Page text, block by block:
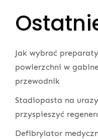
Jak wybrać
powierzchni w
przewodnik
Stadiopasta na
przyspieszyć
Defibrylator